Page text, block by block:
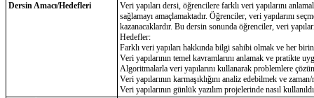
Dersin Amacı/Hedefleri
Veri yapıları dersi, öğrencilere farklı veri yapılarını
sağlamayı amaçlamaktadır. Öğrenciler, veri yapılarını
kazanacaklardır. Bu dersin sonunda öğrenciler, veri
Hedefler:
Farklı veri yapıları hakkında bilgi sahibi olmak ve her
Veri yapılarının temel kavramlarını anlamak ve pratikte
Algoritmalarla veri yapılarını kullanarak problemlere
Veri yapılarının karmaşıklığını analiz edebilmek ve
Veri yapılarının günlük yazılım projelerinde nasıl